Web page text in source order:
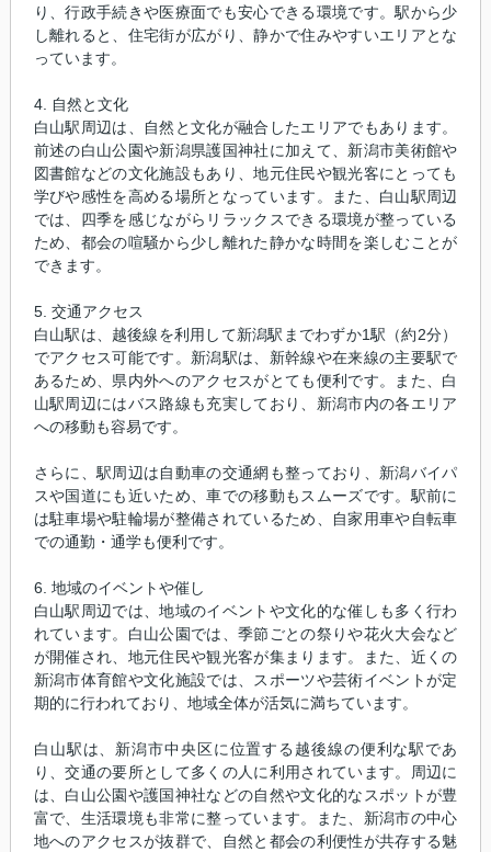
り、行政手続きや医療面でも安心できる環境です。駅から少
し離れると、住宅街が広がり、静かで住みやすいエリアとな
っています。
4. 自然と文化
白山駅周辺は、自然と文化が融合したエリアでもあります。
前述の白山公園や新潟県護国神社に加えて、新潟市美術館や
図書館などの文化施設もあり、地元住民や観光客にとっても
学びや感性を高める場所となっています。また、白山駅周辺
では、四季を感じながらリラックスできる環境が整っている
ため、都会の喧騒から少し離れた静かな時間を楽しむことが
できます。
5. 交通アクセス
白山駅は、越後線を利用して新潟駅までわずか1駅（約2分）
でアクセス可能です。新潟駅は、新幹線や在来線の主要駅で
あるため、県内外へのアクセスがとても便利です。また、白
山駅周辺にはバス路線も充実しており、新潟市内の各エリア
への移動も容易です。
さらに、駅周辺は自動車の交通網も整っており、新潟バイパ
スや国道にも近いため、車での移動もスムーズです。駅前に
は駐車場や駐輪場が整備されているため、自家用車や自転車
での通勤・通学も便利です。
6. 地域のイベントや催し
白山駅周辺では、地域のイベントや文化的な催しも多く行わ
れています。白山公園では、季節ごとの祭りや花火大会など
が開催され、地元住民や観光客が集まります。また、近くの
新潟市体育館や文化施設では、スポーツや芸術イベントが定
期的に行われており、地域全体が活気に満ちています。
白山駅は、新潟市中央区に位置する越後線の便利な駅であ
り、交通の要所として多くの人に利用されています。周辺に
は、白山公園や護国神社などの自然や文化的なスポットが豊
富で、生活環境も非常に整っています。また、新潟市の中心
地へのアクセスが抜群で、自然と都会の利便性が共存する魅